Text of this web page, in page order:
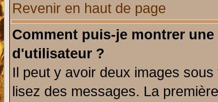
Revenir en haut de page
Comment puis-je montrer
d'utilisateur ?
Il peut y avoir deux images
lisez des messages. La